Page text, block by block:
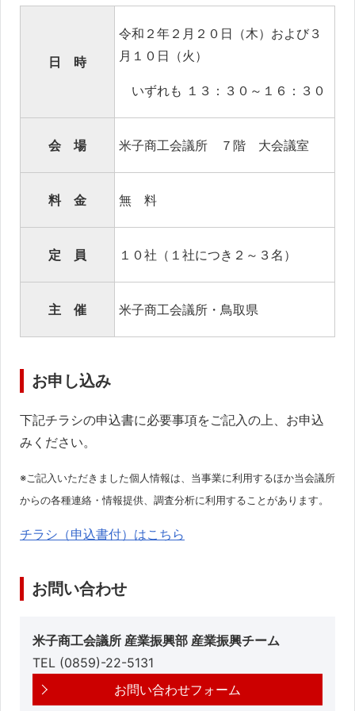
日 時
令和２年２月２０日（木）および３
月１０日（火）
いずれも １３：３０～１６：３０
会 場 米子商工会議所 ７階 大会議室
料 金 無 料
定 員 １０社（１社につき２～３名）
主 催 米子商工会議所・鳥取県
お申し込み
下記チラシの申込書に必要事項をご記入の上、お申込
みください。
※ご記入いただきました個人情報は、当事業に利用するほか当会議所
からの各種連絡・情報提供、調査分析に利用することがあります。
チラシ（申込書付）はこちら
お問い合わせ
米子商工会議所 産業振興部 産業振興チーム
TEL (0859)-22-5131
お問い合わせフォーム